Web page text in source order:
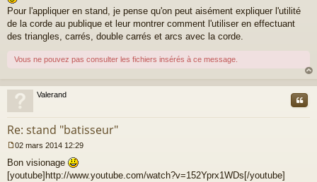
a
g
e
n
n
Pour l'appliquer en stand, je pense qu'on peut aisément expliquer l'utilité
de la corde au publique et leur montrer comment l'utiliser en effectuant
des triangles, carrés, double carrés et arcs avec la corde.
Vous ne pouvez pas consulter les fichiers insérés à ce message.
Valerand
Re: stand "batisseur"
Citer
e
s
02 mars 2014 12:29
Bon visionage
[youtube]http://www.youtube.com/watch?v=152Yprx1WDs[/youtube]